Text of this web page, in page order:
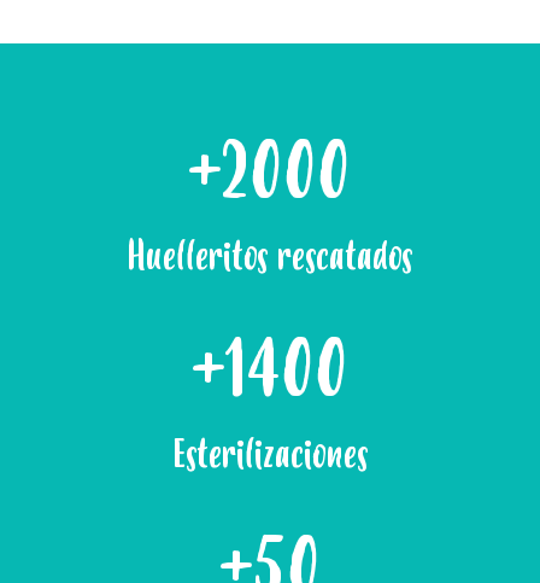
+2000
Huelleritos rescatados
+1400
Esterilizaciones